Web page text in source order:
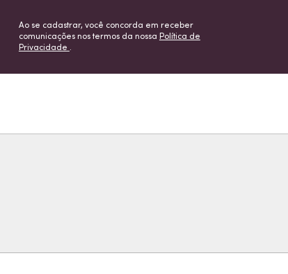
Ao se cadastrar, você concorda em receber
comunicações nos termos da nossa Política de
Privacidade .